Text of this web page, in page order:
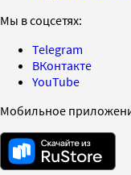
Мы в соцсетях:
Telegram
ВКонтакте
YouTube
Мобильное